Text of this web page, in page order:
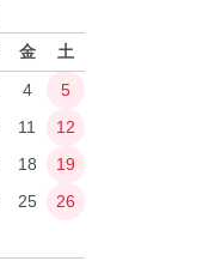
金
土
4
5
11
12
18
19
25
26